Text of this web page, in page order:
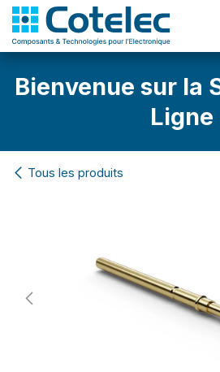
Bienvenue sur la
Ligne
Tous les produits